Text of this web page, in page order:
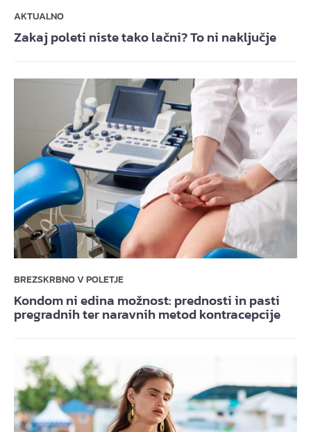
AKTUALNO
Zakaj poleti niste tako lačni? To ni naključje
BREZSKRBNO V POLETJE
Kondom ni edina možnost: prednosti in pasti
pregradnih ter naravnih metod kontracepcije